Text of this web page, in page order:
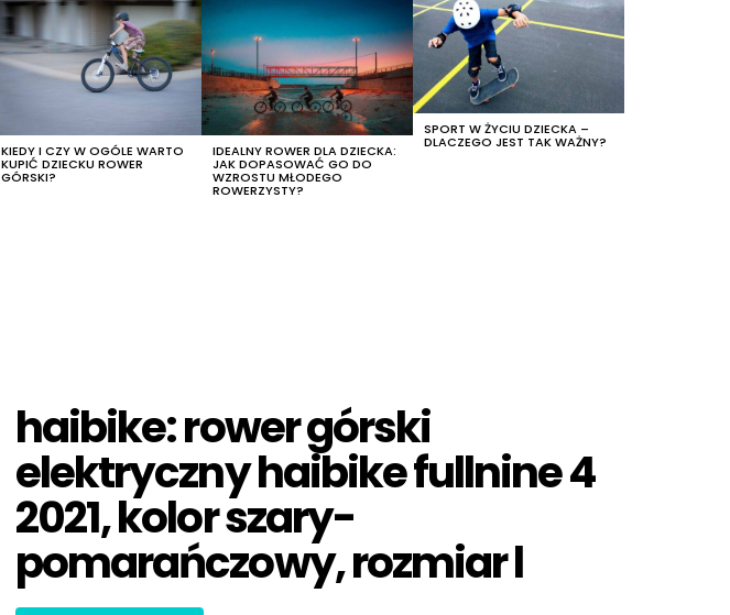
KIEDY I CZY W OGÓLE WARTO
KUPIĆ DZIECKU ROWER
GÓRSKI?
IDEALNY ROWER DLA DZIECKA:
JAK DOPASOWAĆ GO DO
WZROSTU MŁODEGO
ROWERZYSTY?
SPORT W ŻYCIU DZIECKA –
DLACZEGO JEST TAK WAŻNY?
haibike: rower górski
elektryczny haibike fullnine 4
2021, kolor szary-
pomarańczowy, rozmiar l